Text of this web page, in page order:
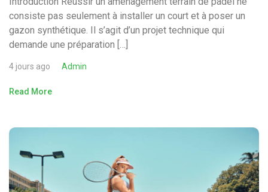
consiste pas seulement à installer un court et à poser un
gazon synthétique. Il s’agit d’un projet technique qui
demande une préparation […]
4 jours ago Admin
Read More